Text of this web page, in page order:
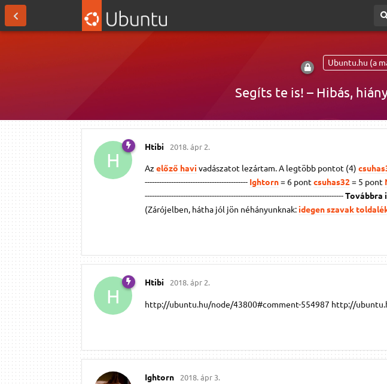
Ubuntu.hu (a
Segíts te is! – Hibás,
H
Htibi 2018. ápr 2.
Az előző havivadászatot lezártam. A legtöbb pontot (4)
------------------------------------------- Ightorn= 6 pont csuhas32= 5 pont
-----------------------------------------------------------------------------------Továbbra
(Zárójelben, hátha jól jön néhányunknak: idegen szavak
H
Htibi 2018. ápr 2.
http://ubuntu.hu/node/43800#comment-554987 http://
Ightorn 2018. ápr 3.